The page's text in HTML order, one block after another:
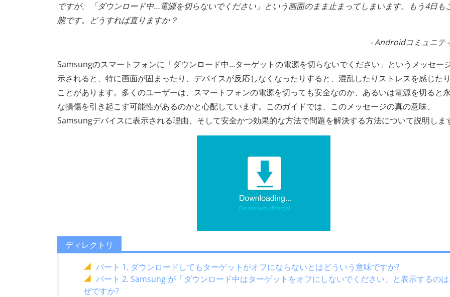
ですが、「ダウンロード中…電源を切らないでください」という画面のまま止まってしまいます。もう4日も
態です。どうすれば直りますか？
- Androidコミュニテ
Samsungのスマートフォンに「ダウンロード中…ターゲットの電源を切らないでください」というメッセー
示されると、特に画面が固まったり、デバイスが反応しなくなったりすると、混乱したりストレスを感じた
ことがあります。多くのユーザーは、スマートフォンの電源を切っても安全なのか、あるいは電源を切ると
な損傷を引き起こす可能性があるのか​​と心配しています。このガイドでは、このメッセージの真の意味、
Samsungデバイスに表示される理由、そして安全かつ効果的な方法で問題を解決する方法について説明しま
ディレクトリ
パート 1. ダウンロードしてもターゲットがオフにならないとはどういう意味ですか?
パート 2. Samsung が「ダウンロード中はターゲットをオフにしないでください」と表示するの
ぜですか?